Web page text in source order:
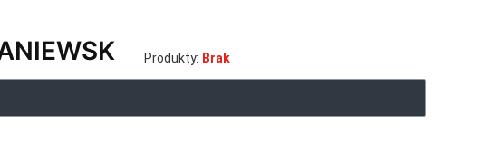
Produkty: Brak